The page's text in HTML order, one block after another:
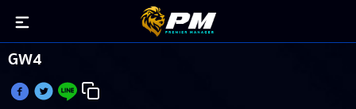
กรีลิช โดนอาถรรพ์ ท็อปทรานส์เฟอร์ แต้มแบลงค์
GW4